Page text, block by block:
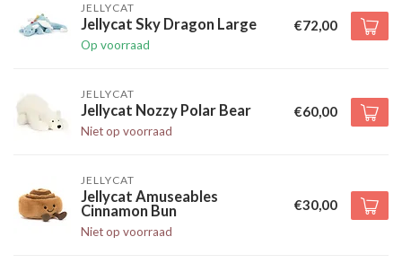
JELLYCAT
Jellycat Sky Dragon Large
Op voorraad
€72,00
JELLYCAT
Jellycat Nozzy Polar Bear
Niet op voorraad
€60,00
JELLYCAT
Jellycat Amuseables
Cinnamon Bun
Niet op voorraad
€30,00